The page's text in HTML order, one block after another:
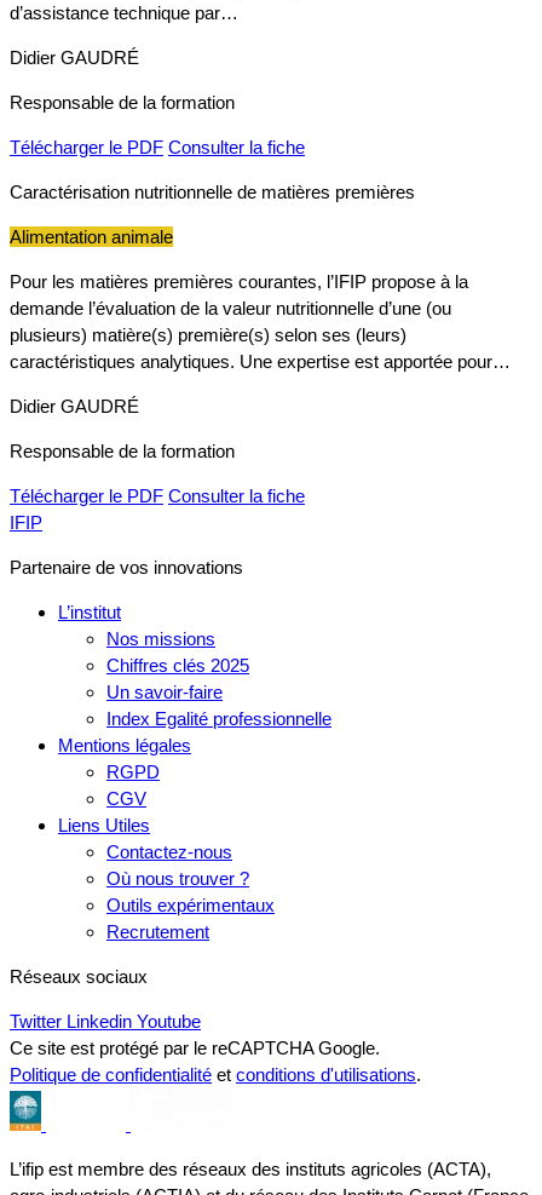
d’assistance technique par…
Didier GAUDRÉ
Responsable de la formation
Télécharger le PDF Consulter la fiche
Caractérisation nutritionnelle de matières premières
Alimentation animale
Pour les matières premières courantes, l’IFIP propose à la
demande l’évaluation de la valeur nutritionnelle d’une (ou
plusieurs) matière(s) première(s) selon ses (leurs)
caractéristiques analytiques. Une expertise est apportée pour…
Didier GAUDRÉ
Responsable de la formation
Télécharger le PDF Consulter la fiche
IFIP
Partenaire de vos innovations
L’institut
Nos missions
Chiffres clés 2025
Un savoir-faire
Index Egalité professionnelle
Mentions légales
RGPD
CGV
Liens Utiles
Contactez-nous
Où nous trouver ?
Outils expérimentaux
Recrutement
Réseaux sociaux
Twitter Linkedin Youtube
Ce site est protégé par le reCAPTCHA Google.
Politique de confidentialité et conditions d'utilisations.
L’ifip est membre des réseaux des instituts agricoles (ACTA),